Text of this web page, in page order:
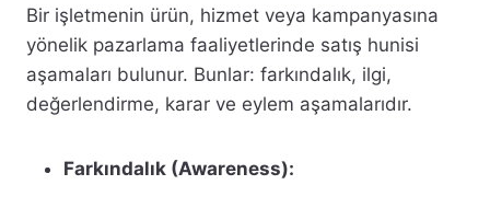
Bir işletmenin ürün, hizmet veya kampanyasına
yönelik pazarlama faaliyetlerinde satış hunisi
aşamaları bulunur. Bunlar: farkındalık, ilgi,
değerlendirme, karar ve eylem aşamalarıdır.
Farkındalık (Awareness):